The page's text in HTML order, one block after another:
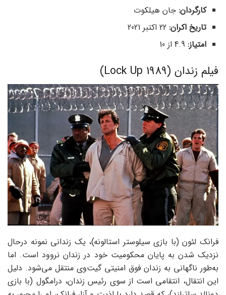
کارگردان: جان هیلکوت
تاریخ اکران:
امتیاز:
فیلم زندان (Lock Up 1989)
فرانک لئون (با بازی سیلوستر استالونه)، یک زندانی نمونه درحال
نزدیک شدن به پایان محکومیت خود در زندان نروود است. اما
به‌طور ناگهانی به زندان فوق امنیتی گیت‌وی منتقل می‌شود. دلیل
این انتقال، انتقامی است از سوی رئیس زندان، درامگول (با بازی